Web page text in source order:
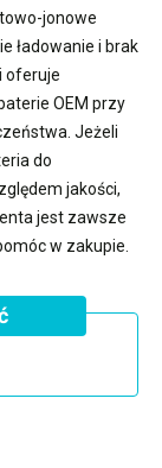
jonowe
ładowanie i brak
oferuje
OEM przy
Jeżeli
do
jakości,
jest zawsze
w zakupie.